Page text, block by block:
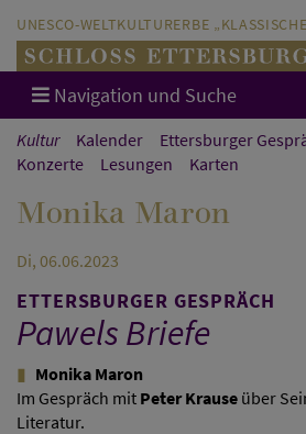
UNESCO-WELTKULTURERBE
Navigation und Suche
Kultur Kalender Ettersburger
Konzerte
Lesungen Karten
Monika Maron
Di, 06.06.2023
ETTERSBURGER GESPRÄCH
Pawels Briefe
Monika Maron
Im Gespräch mit Peter Krause über
Literatur.